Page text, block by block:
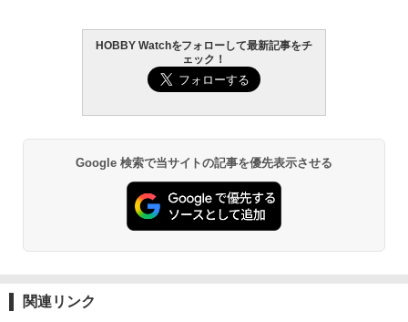
HOBBY Watchをフォローして最新記事をチ
ェック！
Google 検索で当サイトの記事を優先表示させる
関連リンク